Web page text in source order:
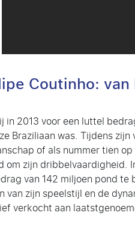
Coutinho:
in 2013 voor een luttel
Braziliaan was. Tijdens
of als nummer tien
om zijn dribbelvaardigheid.
van 142 miljoen pond
van zijn speelstijl en de
verkocht aan